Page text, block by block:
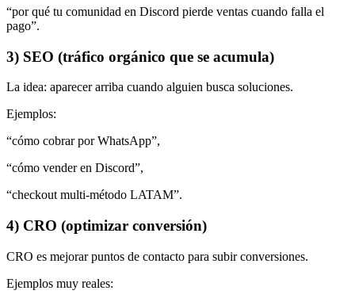
“por qué tu comunidad en Discord pierde ventas cuando falla el
pago”.
3) SEO (tráfico orgánico que se acumula)
La idea: aparecer arriba cuando alguien busca soluciones.
Ejemplos:
“cómo cobrar por WhatsApp”,
“cómo vender en Discord”,
“checkout multi-método LATAM”.
4) CRO (optimizar conversión)
CRO es mejorar puntos de contacto para subir conversiones.
Ejemplos muy reales: